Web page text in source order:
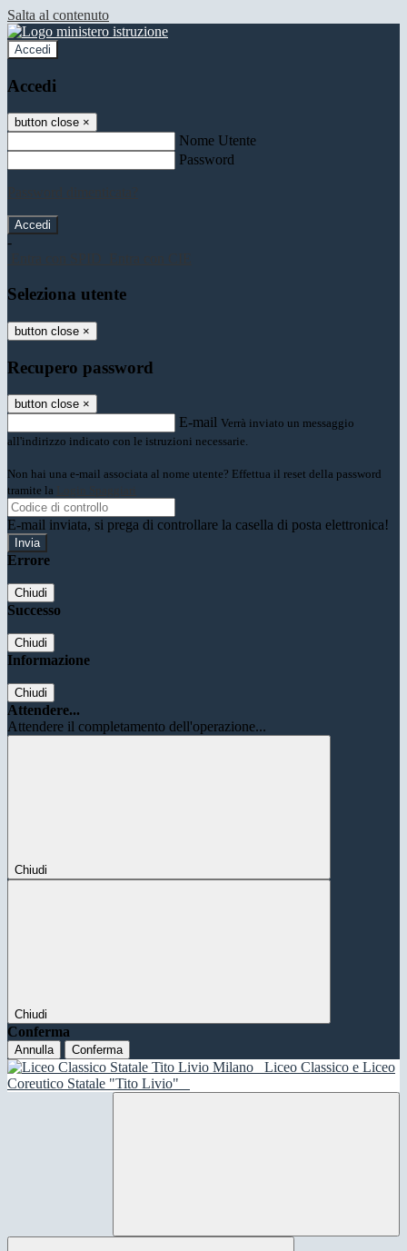
Salta al contenuto
Accedi
Accedi
button close ×
Nome Utente
Password
-
Seleziona utente
button close ×
Recupero password
button close ×
E-mail Verrà inviato un messaggio
all'indirizzo indicato con le istruzioni necessarie.
Non hai una e-mail associata al nome utente? Effettua il reset della password
tramite la
E-mail inviata, si prega di controllare la casella di posta elettronica!
Errore
Chiudi
Successo
Chiudi
Informazione
Chiudi
Attendere...
Attendere il completamento dell'operazione...
Chiudi
Chiudi
Conferma
Annulla Conferma
Liceo Classico e Liceo
Coreutico Statale "Tito Livio"